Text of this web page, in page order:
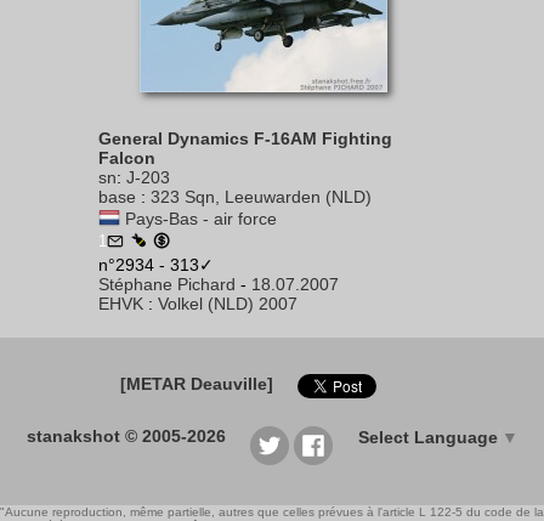
General Dynamics F-16AM Fighting
Falcon
sn: J-203
base : 323 Sqn, Leeuwarden (NLD)
Pays-Bas - air force
1
n°2934 - 313✓
Stéphane Pichard - 18.07.2007
EHVK : Volkel (NLD) 2007
[METAR Deauville]
stanakshot © 2005-2026 Select Language ▼
"Aucune reproduction, même partielle, autres que celles prévues à l'article L 122-5 du code de la